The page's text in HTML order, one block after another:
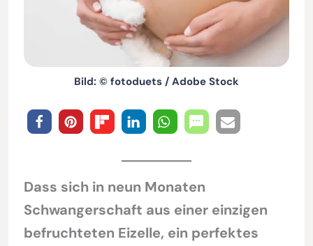
Bild: © fotoduets / Adobe Stock
Dass sich in neun Monaten
Schwangerschaft aus einer einzigen
befruchteten Eizelle, ein perfektes